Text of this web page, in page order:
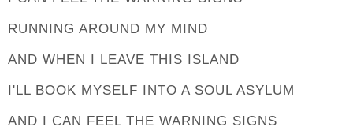
RUNNING AROUND MY MIND
AND WHEN I LEAVE THIS ISLAND
I'LL BOOK MYSELF INTO A SOUL ASYLUM
AND I CAN FEEL THE WARNING SIGNS